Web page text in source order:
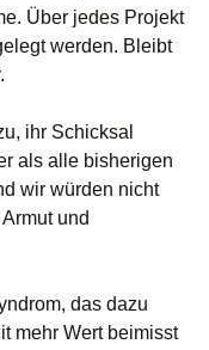
Über jedes Projekt
werden. Bleibt
ihr Schicksal
als alle bisherigen
wir würden nicht
und
das dazu
mehr Wert beimisst